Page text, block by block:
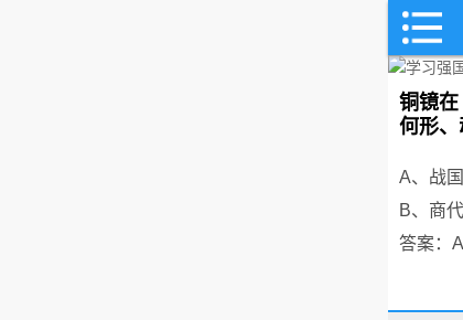
铜镜
何形、
A、战国
B、商代
答案：A